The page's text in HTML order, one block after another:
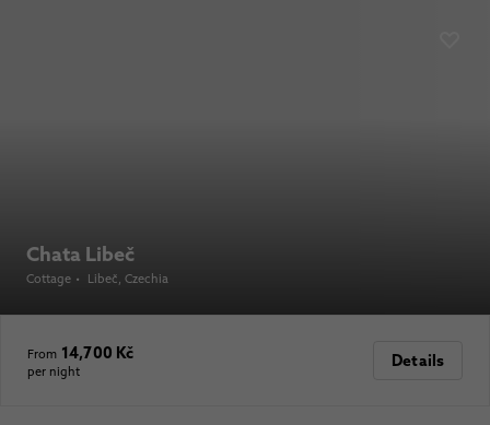
Chata Libeč
Cottage • Libeč, Czechia
From 14,700 Kč
per night
Details